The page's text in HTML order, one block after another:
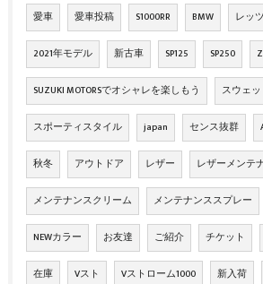
愛車 愛車投稿 S1000RR BMW レッ
2021年モデル 新古車 SP125 SP250
SUZUKI MOTORSでオシャレを楽しもう スウェッ
スポーティスタイル japan センス抜群
秋冬 アウトドア レザー レザーメンテ
メンテナンスクリーム メンテナンススプレー
NEWカラー お友達 ご紹介 チケット
在庫 Vスト Vストローム1000 新入荷